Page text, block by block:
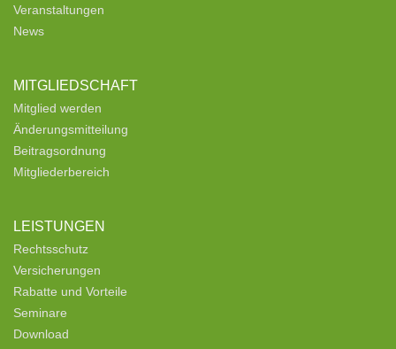
Veranstaltungen
News
MITGLIEDSCHAFT
Mitglied werden
Änderungsmitteilung
Beitragsordnung
Mitgliederbereich
LEISTUNGEN
Rechtsschutz
Versicherungen
Rabatte und Vorteile
Seminare
Download